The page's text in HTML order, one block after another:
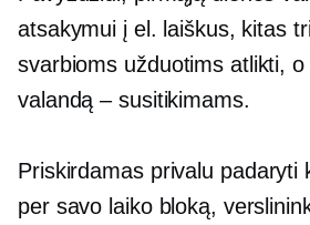
atsakymui į el. laiškus, kitas
svarbioms užduotims atlikti,
valandą – susitikimams.
Priskirdamas privalu padaryti
per savo laiko bloką,